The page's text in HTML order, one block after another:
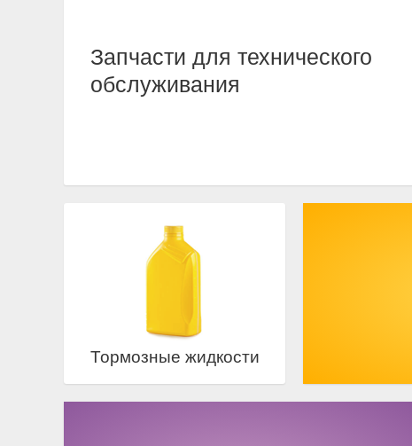
Запчасти для технического
обслуживания
Тормозные жидкости